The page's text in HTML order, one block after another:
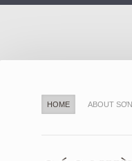
HOME ABOUT SƠN